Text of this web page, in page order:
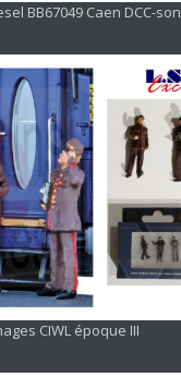
BB67049 Caen DCC-son
CIWL époque III